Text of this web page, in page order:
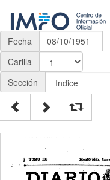
Fecha
Carilla
Sección